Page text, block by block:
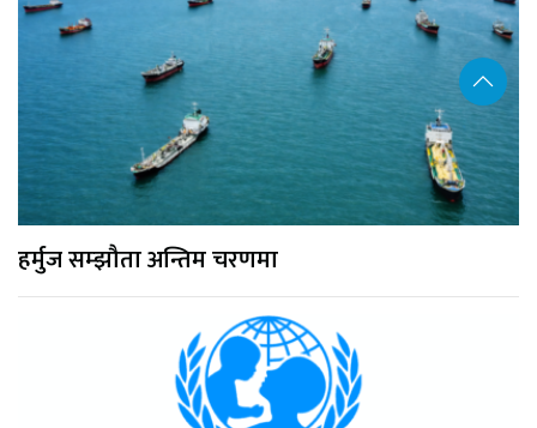
हर्मुज सम्झौता अन्तिम चरणमा